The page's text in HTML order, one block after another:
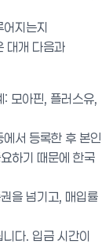
지는지
대개 다음과
: 모아핀, 플러스유,
서 등록한 후 본인
하기 때문에 한국
을 넘기고, 매입률
다. 입금 시간이